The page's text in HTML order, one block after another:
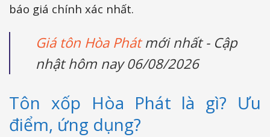
báo giá chính xác nhất.
Giá tôn Hòa Phátmới nhất - Cập
nhật hôm nay 06/08/2026
Tôn xốp Hòa Phát là gì? Ưu
điểm, ứng dụng?